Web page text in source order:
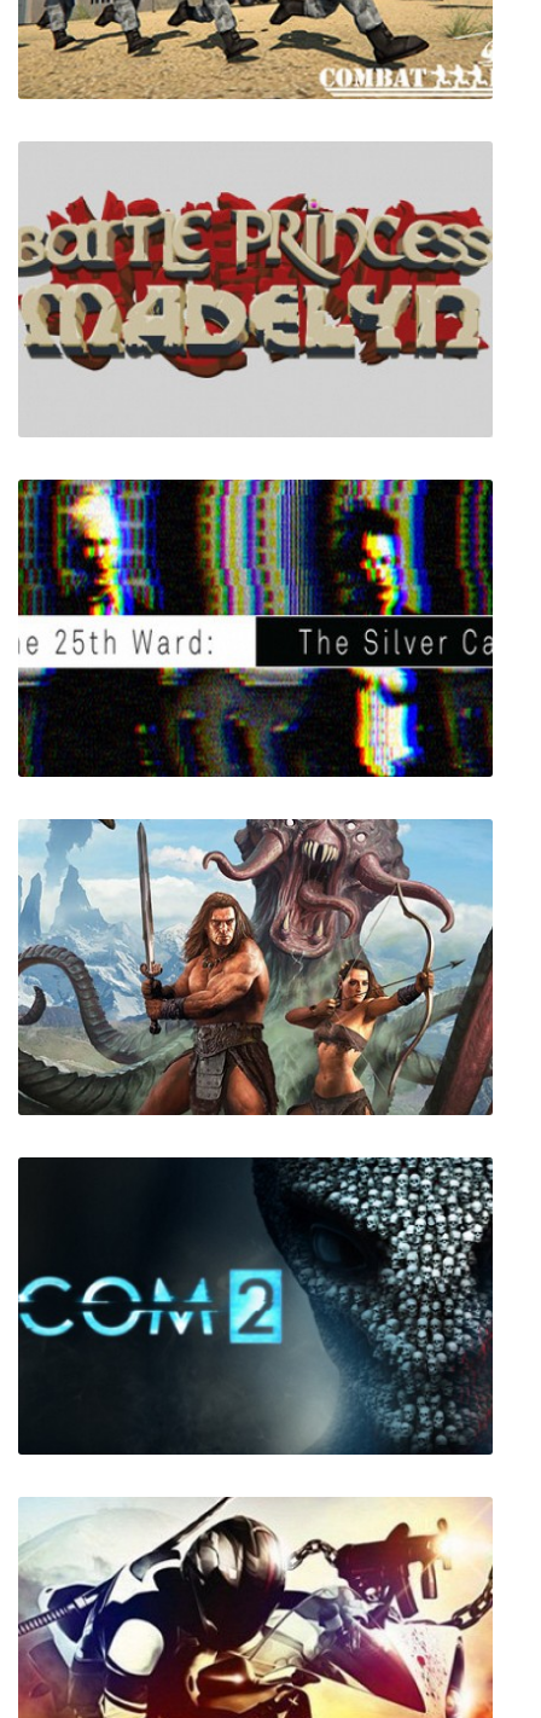
Combat Rush
Battle Princess Madelyn
The 25th Ward: The Silver Case
Conan Exiles
XCOM 2